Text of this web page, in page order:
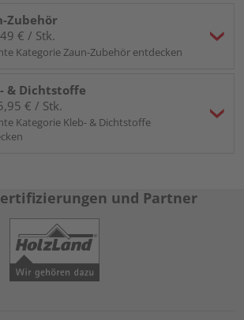
Zubehör
€ / Stk.
Kategorie Zaun-Zubehör entdecken
& Dichtstoffe
€ / Stk.
Kategorie Kleb- & Dichtstoffe
und Partner